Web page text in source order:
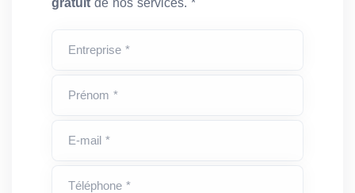
gratuit de nos services. *
Entreprise *
Prénom *
E-mail *
Téléphone *